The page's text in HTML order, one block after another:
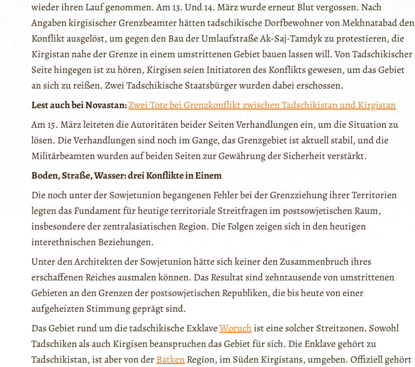
wieder ihren Lauf genommen. Am 13. Und 14. März wurde erneut Blut vergossen. Nach
Angaben kirgisischer Grenzbeamter hätten tadschikische Dorfbewohner von Mekhnatabad den
Konflikt ausgelöst, um gegen den Bau der Umlaufstraße Ak-Saj-Tamdyk zu protestieren, die
Kirgistan nahe der Grenze in einem umstrittenen Gebiet bauen lassen will. Von Tadschikischer
Seite hingegen ist zu hören, Kirgisen seien Initiatoren des Konflikts gewesen, um das Gebiet
an sich zu reißen. Zwei Tadschikische Staatsbürger wurden dabei erschossen.
Lest auch bei Novastan:Zwei Tote bei Grenzkonflikt zwischen Tadschikistan und Kirgistan
Am 15. März leiteten die Autoritäten beider Seiten Verhandlungen ein, um die Situation zu
lösen. Die Verhandlungen sind noch im Gange, das Grenzgebiet ist aktuell stabil, und die
Militärbeamten wurden auf beiden Seiten zur Gewährung der Sicherheit verstärkt.
Boden, Straße, Wasser: drei Konflikte in Einem
Die noch unter der Sowjetunion begangenen Fehler bei der Grenzziehung ihrer Territorien
legten das Fundament für heutige territoriale Streitfragen im postsowjetischen Raum,
insbesondere der zentralasiatischen Region. Die Folgen zeigen sich in den heutigen
interethnischen Beziehungen.
Unter den Architekten der Sowjetunion hätte sich keiner den Zusammenbruch ihres
erschaffenen Reiches ausmalen können. Das Resultat sind zehntausende von umstrittenen
Gebieten an den Grenzen der postsowjetischen Republiken, die bis heute von einer
aufgeheizten Stimmung geprägt sind.
Das Gebiet rund um die tadschikische ExklaveWoruch ist eine solcher Streitzonen. Sowohl
Tadschiken als auch Kirgisen beanspruchen das Gebiet für sich. Die Enklave gehört zu
Tadschikistan, ist aber von derBatkenRegion, im Süden Kirgistans, umgeben. Offiziell gehört